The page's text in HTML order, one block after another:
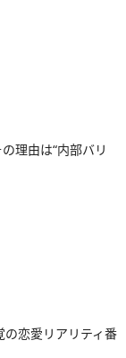
理由は“内部バリ
恋愛リアリティ番